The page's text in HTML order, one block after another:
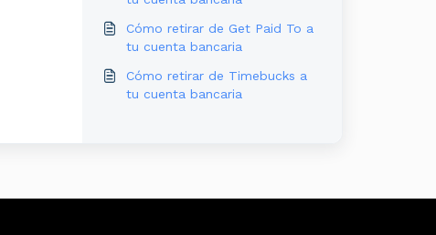
Cómo retirar de Get Paid To a
tu cuenta bancaria
Cómo retirar de Timebucks a
tu cuenta bancaria